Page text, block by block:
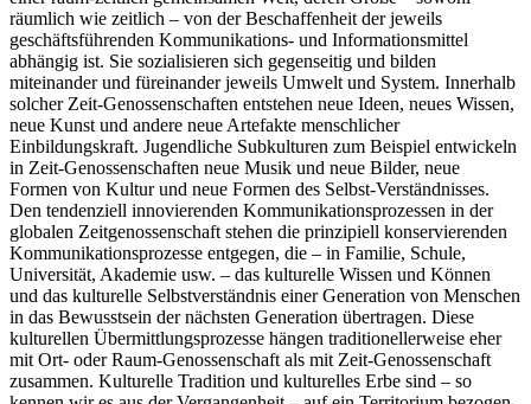
räumlich wie zeitlich – von der Beschaffenheit der jeweils
geschäftsführenden Kommunikations- und Informationsmittel
abhängig ist. Sie sozialisieren sich gegenseitig und bilden
miteinander und füreinander jeweils Umwelt und System. Innerhalb
solcher Zeit-Genossenschaften entstehen neue Ideen, neues Wissen,
neue Kunst und andere neue Artefakte menschlicher
Einbildungskraft. Jugendliche Subkulturen zum Beispiel entwickeln
in Zeit-Genossenschaften neue Musik und neue Bilder, neue
Formen von Kultur und neue Formen des Selbst-Verständnisses.
Den tendenziell innovierenden Kommunikationsprozessen in der
globalen Zeitgenossenschaft stehen die prinzipiell konservierenden
Kommunikationsprozesse entgegen, die – in Familie, Schule,
Universität, Akademie usw. – das kulturelle Wissen und Können
und das kulturelle Selbstverständnis einer Generation von Menschen
in das Bewusstsein der nächsten Generation übertragen. Diese
kulturellen Übermittlungsprozesse hängen traditionellerweise eher
mit Ort- oder Raum-Genossenschaft als mit Zeit-Genossenschaft
zusammen. Kulturelle Tradition und kulturelles Erbe sind – so